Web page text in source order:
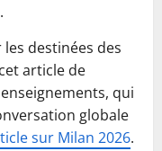
destinées des
article de
qui
globale
sur Milan 2026.